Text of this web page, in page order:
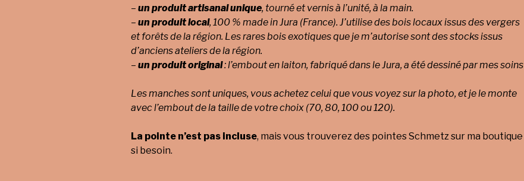
– un produit artisanal unique, tourné et vernis à l’unité, à la main.
– un produit local, 100 % made in Jura (France). J’utilise des bois locaux issus des vergers
et forêts de la région. Les rares bois exotiques que je m’autorise sont des stocks issus
d’anciens ateliers de la région.
– un produit original: l’embout en laiton, fabriqué dans le Jura, a été dessiné par mes soins
Les manches sont uniques, vous achetez celui que vous voyez sur la photo, et je le monte
avec l’embout de la taille de votre choix (70, 80, 100 ou 120).
La pointe n’est pas incluse, mais vous trouverez des pointes Schmetz sur ma boutique
si besoin.